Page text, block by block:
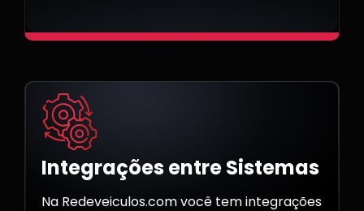
Integrações entre Sistemas
Na Redeveiculos.com você tem integrações